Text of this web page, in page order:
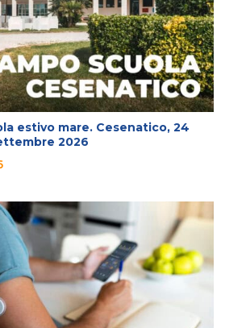
estivo mare. Cesenatico, 24
2026